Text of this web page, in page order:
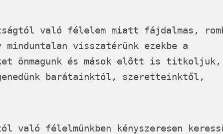
való félelem miatt fájdalmas,
visszatérünk ezekbe a
önmagunk és mások előtt is
barátainktól, szeretteinktől,
való félelmünkben kényszeresen